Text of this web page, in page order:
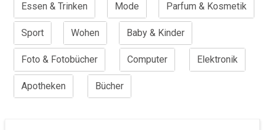
Essen & Trinken Mode Parfum & Kosmetik
Sport Wohen Baby & Kinder
Foto & Fotobücher Computer Elektronik
Apotheken Bücher